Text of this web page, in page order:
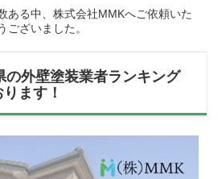
ある中、株式会社MMKへご依頼いた
ございました。
外壁塗装業者ランキング
ます！